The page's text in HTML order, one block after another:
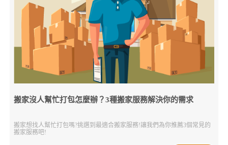
搬家沒人幫忙打包怎麼辦？3種搬家服務解決你的需求
搬家想找人幫忙打包嗎?挑選到最適合搬家服務!讓我們為你推薦3個常見的
搬家服務吧!